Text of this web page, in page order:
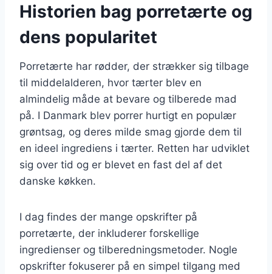
Historien bag porretærte og
dens popularitet
Porretærte har rødder, der strækker sig tilbage
til middelalderen, hvor tærter blev en
almindelig måde at bevare og tilberede mad
på. I Danmark blev porrer hurtigt en populær
grøntsag, og deres milde smag gjorde dem til
en ideel ingrediens i tærter. Retten har udviklet
sig over tid og er blevet en fast del af det
danske køkken.
I dag findes der mange opskrifter på
porretærte, der inkluderer forskellige
ingredienser og tilberedningsmetoder. Nogle
opskrifter fokuserer på en simpel tilgang med